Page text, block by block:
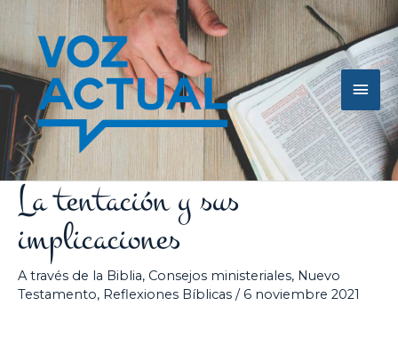
contenido
La tentación y sus
implicaciones
A través de la Biblia, Consejos ministeriales, Nuevo
Testamento, Reflexiones Bíblicas / 6 noviembre 2021